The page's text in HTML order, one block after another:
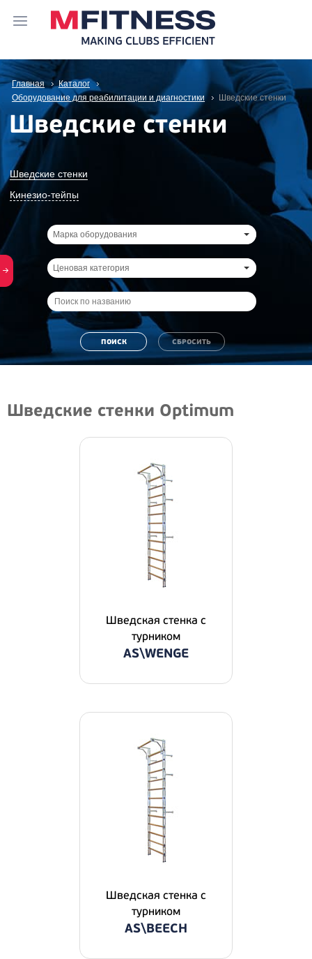
Главная
Каталог
Оборудование для реабилитации и диагностики
Шведские стенки
Шведские стенки
Шведские стенки
Кинезио-тейпы
Марка оборудования
Ценовая категория
Шведские стенки Optimum
Шведская стенка с
турником
AS\WENGE
Шведская стенка с
турником
AS\BEECH